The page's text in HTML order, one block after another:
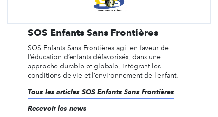
SOS Enfants Sans Frontières
SOS Enfants Sans Frontières agit en faveur de
l’éducation d’enfants défavorisés, dans une
approche durable et globale, intégrant les
conditions de vie et l’environnement de l’enfant.
Tous les articles SOS Enfants Sans Frontières
Recevoir les news